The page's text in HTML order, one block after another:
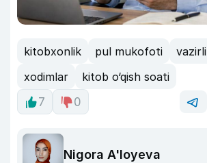
kitobxonlik pul mukofoti
xodimlar
kitob o‘qish soati
7
0
Nigora A'loyeva